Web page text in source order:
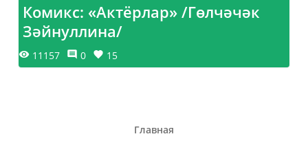
Комикс: «Актёрлар» /Гөлчәчәк
Зәйнуллина/
11157 0 15
Главная